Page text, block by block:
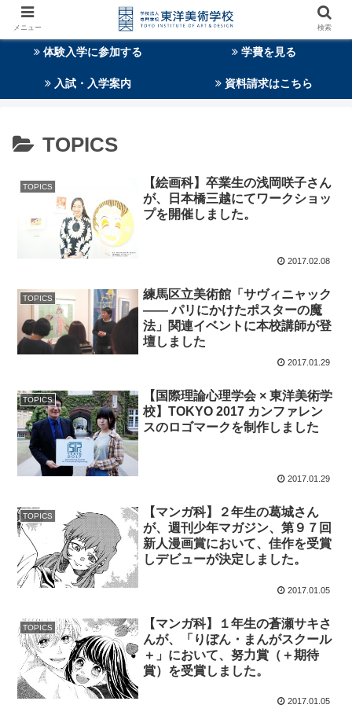
体験入学に参加する 学費を見る
入試・入学案内 資料請求はこちら
TOPICS
TOPICS
【絵画科】卒業生の浅岡咲子さん
が、日本橋三越にてワークショッ
プを開催しました。
2017.02.08
TOPICS
練馬区立美術館「サヴィニャック
—— パリにかけたポスターの魔
法」関連イベントに本校講師が登
壇しました
2017.01.29
TOPICS
【国際理論心理学会 × 東洋美術学
校】TOKYO 2017 カンファレン
スのロゴマークを制作しました
2017.01.29
TOPICS
【マンガ科】２年生の葛城さん
が、週刊少年マガジン、第９７回
新人漫画賞において、佳作を受賞
しデビューが決定しました。
2017.01.05
TOPICS
【マンガ科】１年生の蒼瀬サキさ
んが、「りぼん・まんがスクール
＋」において、努力賞（＋期待
賞）を受賞しました。
2017.01.05
メニュー 検索